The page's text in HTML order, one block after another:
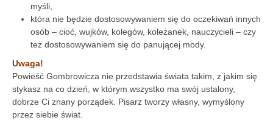
myśli,
która nie będzie dostosowywaniem się do oczekiwań innych
osób – cioć, wujków, kolegów, koleżanek, nauczycieli – czy
też dostosowywaniem się do panującej mody.
Uwaga!
Powieść Gombrowicza nie przedstawia świata takim, z jakim się
stykasz na co dzień, w którym wszystko ma swój ustalony,
dobrze Ci znany porządek. Pisarz tworzy własny, wymyślony
przez siebie świat.